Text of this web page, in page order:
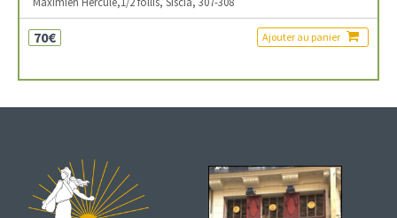
70€ Ajouter au panier